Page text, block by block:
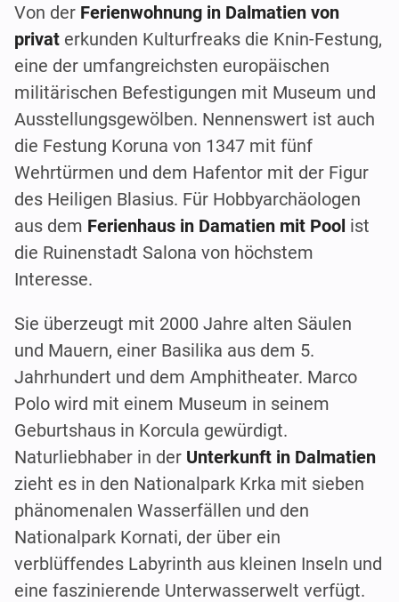
Von der Ferienwohnung in Dalmatien von
privat erkunden Kulturfreaks die Knin-Festung,
eine der umfangreichsten europäischen
militärischen Befestigungen mit Museum und
Ausstellungsgewölben. Nennenswert ist auch
die Festung Koruna von 1347 mit fünf
Wehrtürmen und dem Hafentor mit der Figur
des Heiligen Blasius. Für Hobbyarchäologen
aus dem Ferienhaus in Damatien mit Pool ist
die Ruinenstadt Salona von höchstem
Interesse.
Sie überzeugt mit 2000 Jahre alten Säulen
und Mauern, einer Basilika aus dem 5.
Jahrhundert und dem Amphitheater. Marco
Polo wird mit einem Museum in seinem
Geburtshaus in Korcula gewürdigt.
Naturliebhaber in der Unterkunft in Dalmatien
zieht es in den Nationalpark Krka mit sieben
phänomenalen Wasserfällen und den
Nationalpark Kornati, der über ein
verblüffendes Labyrinth aus kleinen Inseln und
eine faszinierende Unterwasserwelt verfügt.